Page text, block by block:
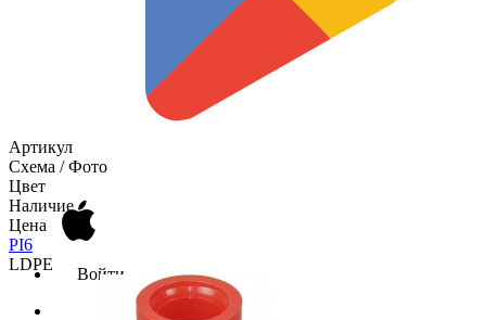
Войти
Артикул
Схема / Фото
Цвет
Наличие
Цена
PI6
LDPE